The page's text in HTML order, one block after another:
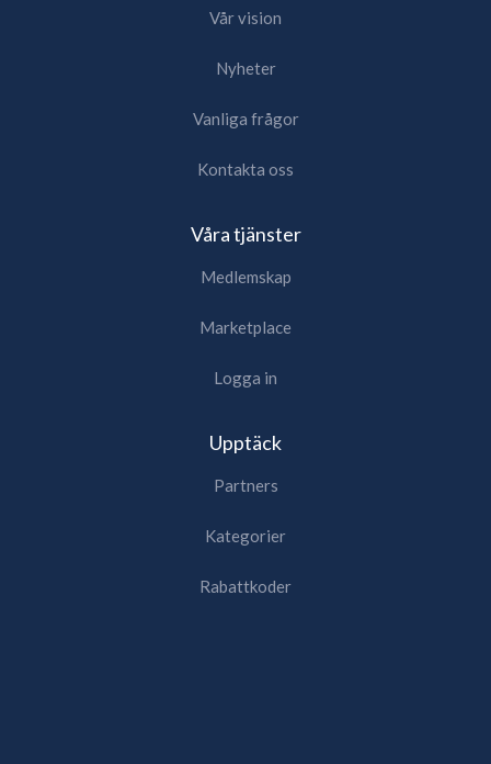
Vår vision
Nyheter
Vanliga frågor
Kontakta oss
Våra tjänster
Medlemskap
Marketplace
Logga in
Upptäck
Partners
Kategorier
Rabattkoder